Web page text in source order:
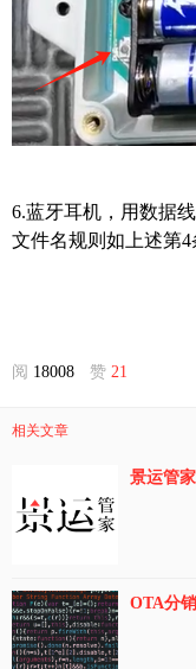
6.蓝牙耳机，用数据
文件名规则如上述第4
阅 18008 赞 21
相关文章
景运管
OTA分